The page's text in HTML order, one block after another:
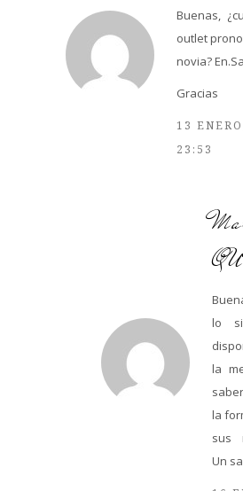
Buenas,
outlet
novia?
Gracias
13
23:53
lo
la
la
sus
Un